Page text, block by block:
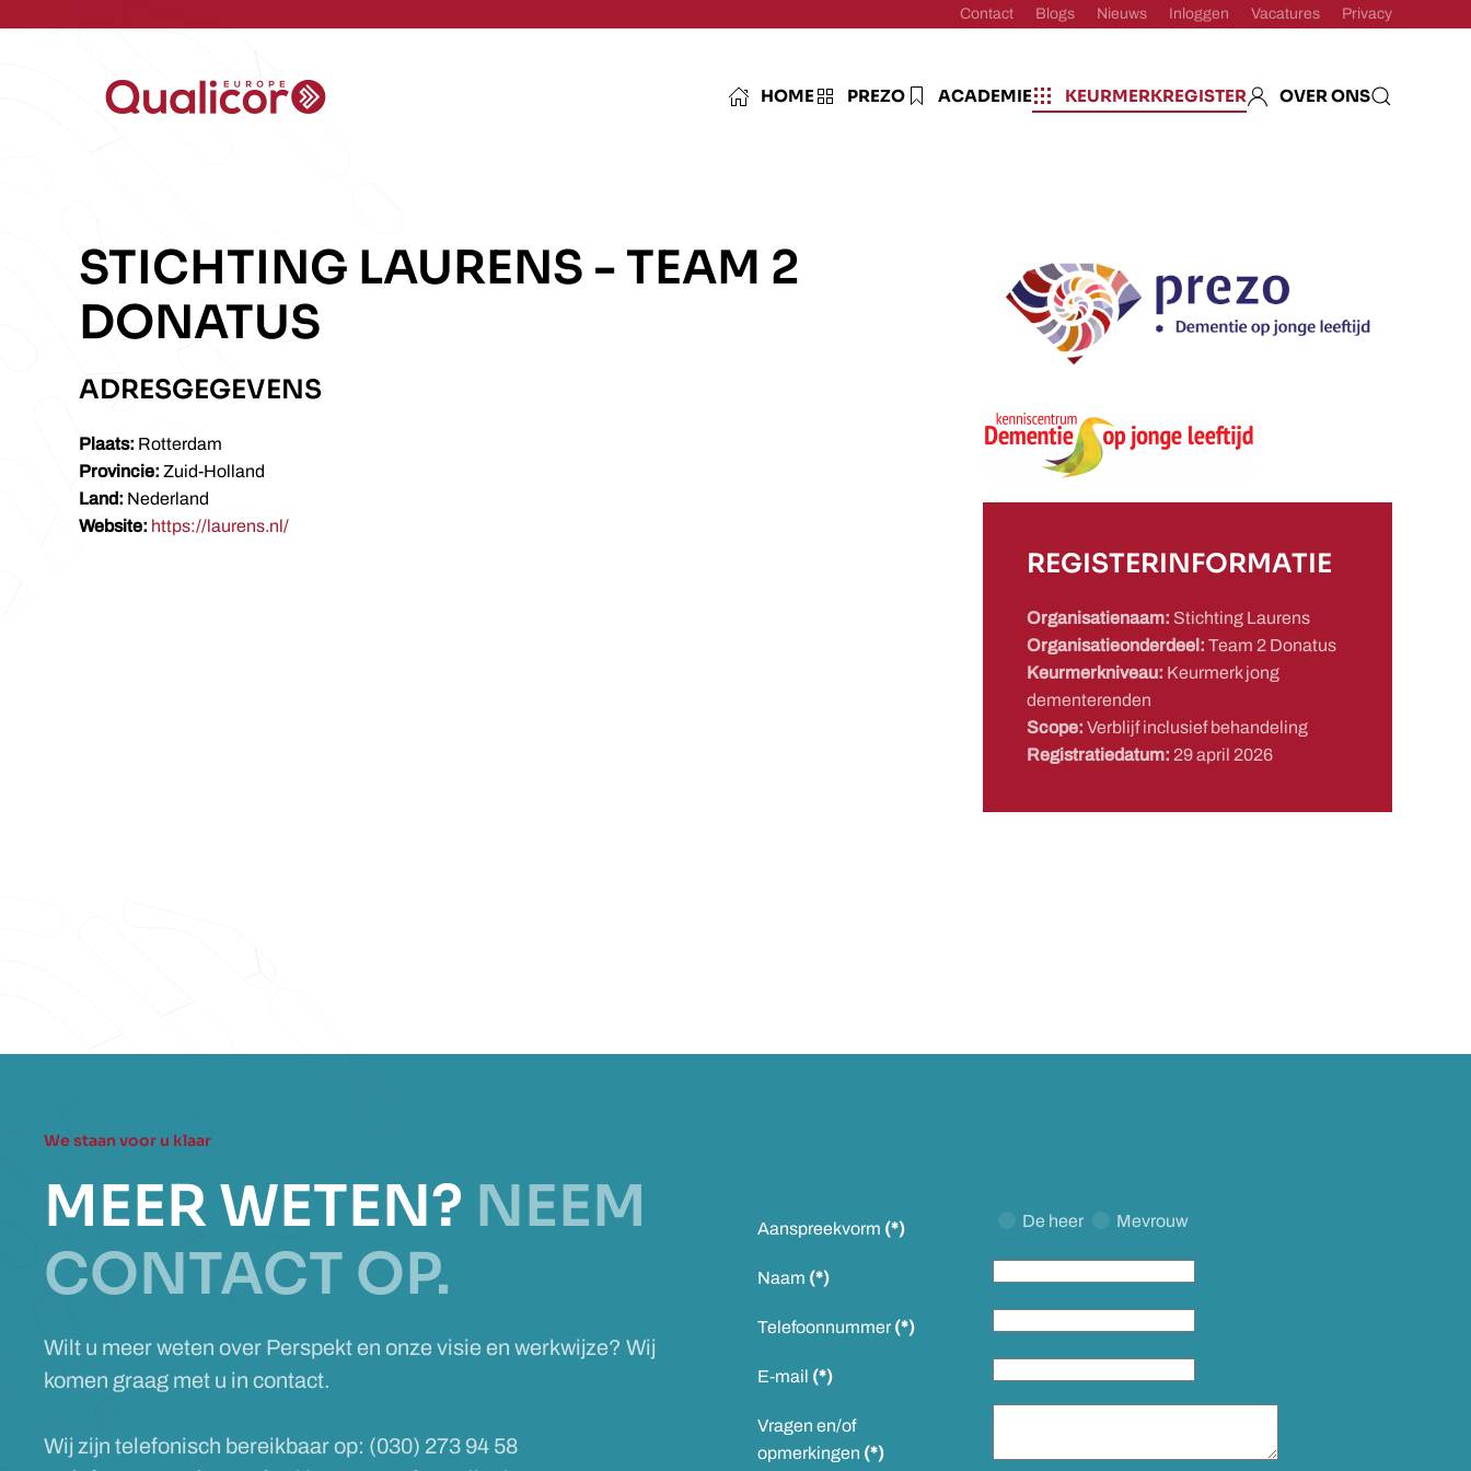
Contact Blogs Nieuws Inloggen Vacatures Privacy
HOME PREZO ACADEMIE KEURMERKREGISTER OVER ONS
STICHTING LAURENS - TEAM 2
DONATUS
ADRESGEGEVENS
Plaats: Rotterdam
Provincie: Zuid-Holland
Land: Nederland
Website: https://laurens.nl/
REGISTERINFORMATIE
Organisatienaam: Stichting Laurens
Organisatieonderdeel:Team 2 Donatus
Keurmerkniveau: Keurmerk jong
dementerenden
Scope:Verblijf inclusief behandeling
Registratiedatum: 29 april 2026
We staan voor u klaar
MEER WETEN? NEEM
CONTACT OP.
Wilt u meer weten over Perspekt en onze visie en werkwijze? Wij
komen graag met u in contact.
Wij zijn telefonisch bereikbaar op: (030) 273 94 58
Aanspreekvorm (*) De heer Mevrouw
Naam (*)
Telefoonnummer (*)
E-mail (*)
Vragen en/of
opmerkingen (*)